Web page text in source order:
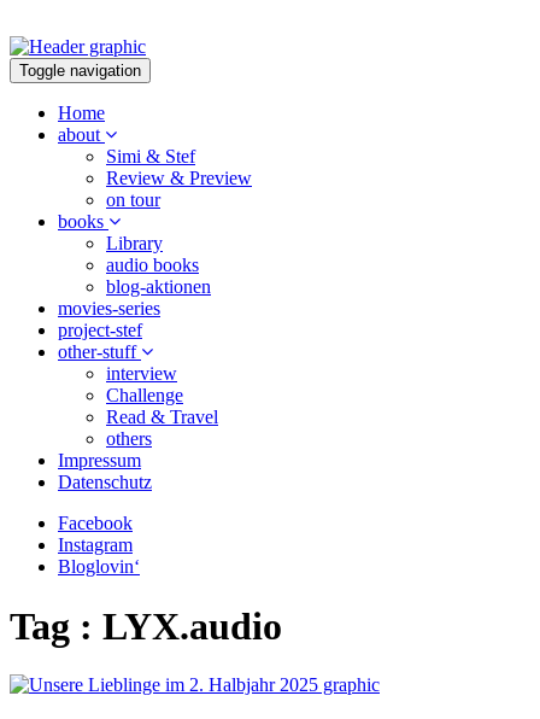
Toggle navigation
Home
about
Simi & Stef
Review & Preview
on tour
books
Library
audio books
blog-aktionen
movies-series
project-stef
other-stuff
interview
Challenge
Read & Travel
others
Impressum
Datenschutz
Facebook
Instagram
Bloglovin‘
Tag : LYX.audio